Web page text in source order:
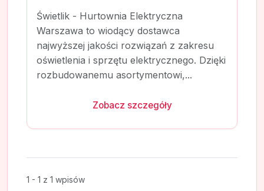
Świetlik - Hurtownia Elektryczna
Warszawa to wiodący dostawca
najwyższej jakości rozwiązań z zakresu
oświetlenia i sprzętu elektrycznego. Dzięki
rozbudowanemu asortymentowi,...
Zobacz szczegóły
1 - 1 z 1 wpisów